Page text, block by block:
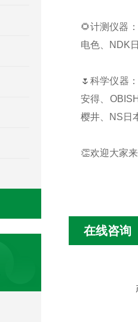
🌻计测仪器
电色、NDK
🌷科学仪器
安得、
樱井、NS日
👏欢迎大家
在线咨询